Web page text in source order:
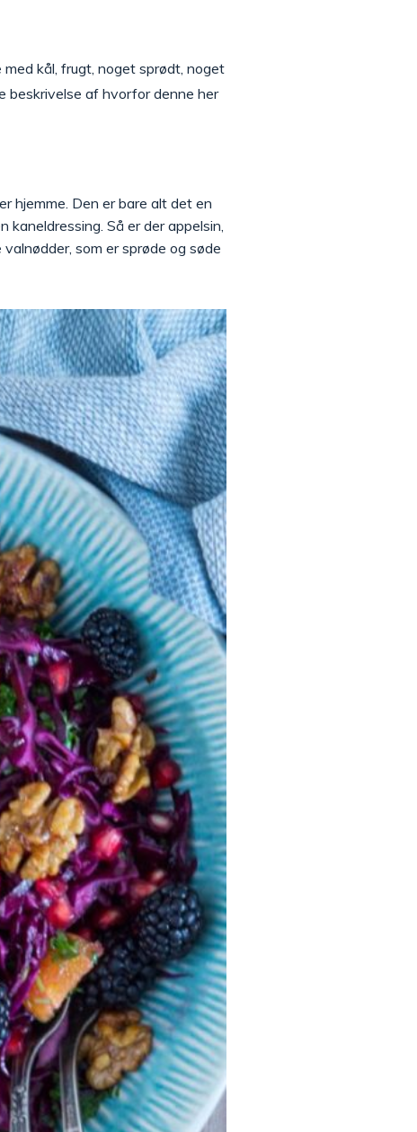
med kål, frugt, noget sprødt, noget
beskrivelse af hvorfor denne her
hjemme. Den er bare alt det en
Så er der appelsin,
som er sprøde og søde